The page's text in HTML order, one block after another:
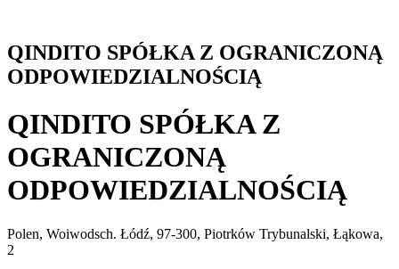
QINDITO SPÓŁKA Z OGRANICZONĄ
ODPOWIEDZIALNOŚCIĄ
QINDITO SPÓŁKA Z
OGRANICZONĄ
ODPOWIEDZIALNOŚCIĄ
Polen, Woiwodsch. Łódź, 97-300, Piotrków Trybunalski, Łąkowa,
2